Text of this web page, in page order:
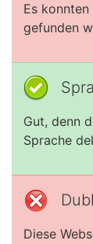
Es konnten
gefunden
Gut, denn
Sprache
Diese